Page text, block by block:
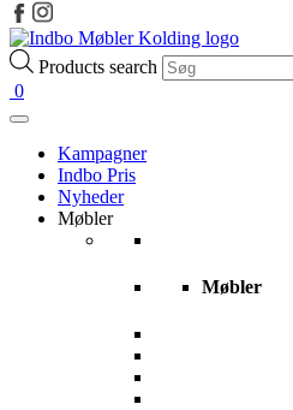
Products search
0
Kampagner
Indbo Pris
Nyheder
Møbler
Møbler